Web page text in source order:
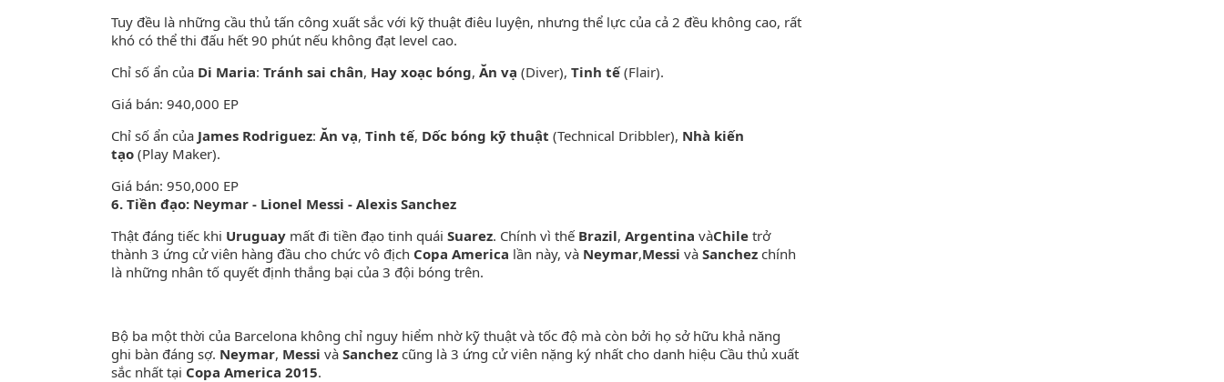
Tuy đều là những cầu thủ tấn công xuất sắc với kỹ thuật điêu luyện, nhưng thể lực của cả 2 đều không cao, rất
khó có thể thi đấu hết 90 phút nếu không đạt level cao.
Chỉ số ẩn của Di Maria: Tránh sai chân, Hay xoạc bóng, Ăn vạ (Diver), Tinh tế(Flair).
Giá bán: 940,000 EP
Chỉ số ẩn của James Rodriguez: Ăn vạ, Tinh tế, Dốc bóng kỹ thuật (Technical Dribbler), Nhà kiến
tạo (Play Maker).
Giá bán: 950,000 EP
6. Tiền đạo: Neymar - Lionel Messi - Alexis Sanchez
Thật đáng tiếc khi Uruguay mất đi tiền đạo tinh quái Suarez. Chính vì thế Brazil, Argentina vàChile trở
thành 3 ứng cử viên hàng đầu cho chức vô địch Copa America lần này, và Neymar,Messi và Sanchez chính
là những nhân tố quyết định thắng bại của 3 đội bóng trên.
Bộ ba một thời của Barcelona không chỉ nguy hiểm nhờ kỹ thuật và tốc độ mà còn bởi họ sở hữu khả năng
ghi bàn đáng sợ. Neymar, Messi và Sanchez cũng là 3 ứng cử viên nặng ký nhất cho danh hiệu Cầu thủ xuất
sắc nhất tại Copa America 2015.